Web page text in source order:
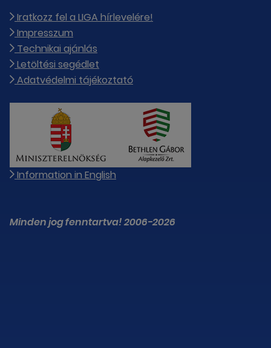
Iratkozz fel a LIGA hírlevelére!
Impresszum
Technikai ajánlás
Letöltési segédlet
Adatvédelmi tájékoztató
Information in English
Minden jog fenntartva! 2006-2026